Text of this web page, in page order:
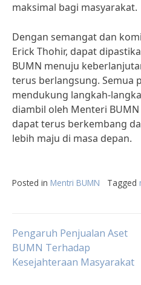
maksimal bagi masyarakat.
Dengan semangat dan
Erick Thohir, dapat
BUMN menuju
terus berlangsung. Semua
mendukung langkah-
diambil oleh Menteri
dapat terus berkembang
lebih maju di masa depan.
Posted in Mentri BUMN Tagged
Post
navigation
Pengaruh Penjualan Aset
BUMN Terhadap
Kesejahteraan Masyarakat